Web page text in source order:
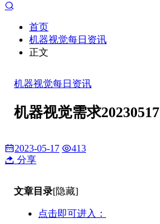
首页
机器视觉每日资讯
正文
机器视觉每日资讯
机器视觉需求20230517
2023-05-17
413
分享
文章目录[隐藏]
点击即可进入：